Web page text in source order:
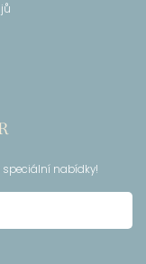
speciální nabídky!